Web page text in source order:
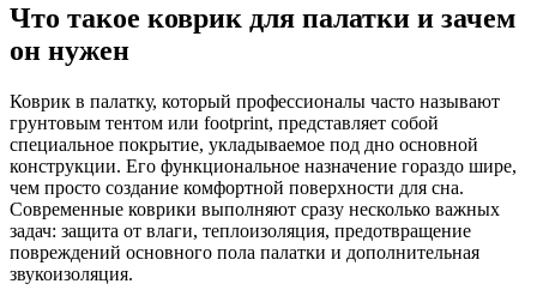
Что такое коврик для палатки и зачем
он нужен
Коврик в палатку, который профессионалы часто называют
грунтовым тентом или footprint, представляет собой
специальное покрытие, укладываемое под дно основной
конструкции. Его функциональное назначение гораздо шире,
чем просто создание комфортной поверхности для сна.
Современные коврики выполняют сразу несколько важных
задач: защита от влаги, теплоизоляция, предотвращение
повреждений основного пола палатки и дополнительная
звукоизоляция.